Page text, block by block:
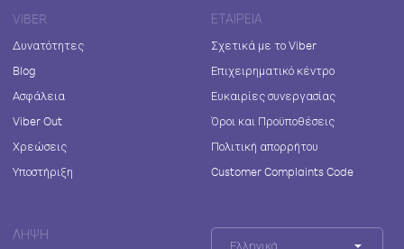
VIBER
Δυνατότητες
Blog
Ασφάλεια
Viber Out
Χρεώσεις
Υποστήριξη
ΕΤΑΙΡΕΊΑ
Σχετικά με το Viber
Επιχειρηματικό κέντρο
Ευκαιρίες συνεργασίας
Όροι και Προϋποθέσεις
Πολιτική απορρήτου
Customer Complaints Code
ΛΉΨΗ
Ελληνικά